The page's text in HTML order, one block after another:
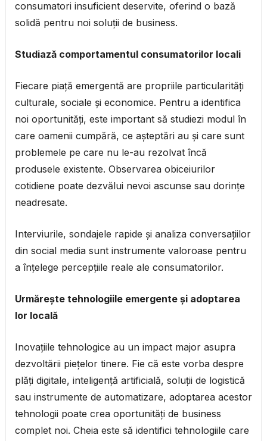
consumatori insuficient deservite, oferind o bază
solidă pentru noi soluții de business.
Studiază comportamentul consumatorilor locali
Fiecare piață emergentă are propriile particularități
culturale, sociale și economice. Pentru a identifica
noi oportunități, este important să studiezi modul în
care oamenii cumpără, ce așteptări au și care sunt
problemele pe care nu le-au rezolvat încă
produsele existente. Observarea obiceiurilor
cotidiene poate dezvălui nevoi ascunse sau dorințe
neadresate.
Interviurile, sondajele rapide și analiza conversațiilor
din social media sunt instrumente valoroase pentru
a înțelege percepțiile reale ale consumatorilor.
Urmărește tehnologiile emergente și adoptarea
lor locală
Inovațiile tehnologice au un impact major asupra
dezvoltării piețelor tinere. Fie că este vorba despre
plăți digitale, inteligență artificială, soluții de logistică
sau instrumente de automatizare, adoptarea acestor
tehnologii poate crea oportunități de business
complet noi. Cheia este să identifici tehnologiile care